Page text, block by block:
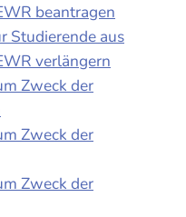
beantragen
Studierende aus
verlängern
Zweck der
Zweck der
Zweck der